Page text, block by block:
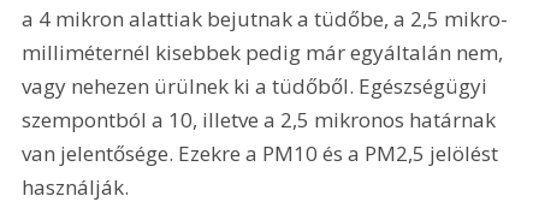
a 4 mikron alattiak bejutnak a tüdőbe, a 2,5 mikro-
milliméternél kisebbek pedig már egyáltalán nem,
vagy nehezen ürülnek ki a tüdőből. Egészségügyi
szempontból a 10, illetve a 2,5 mikronos határnak
van jelentősége. Ezekre a PM10 és a PM2,5 jelölést
használják.